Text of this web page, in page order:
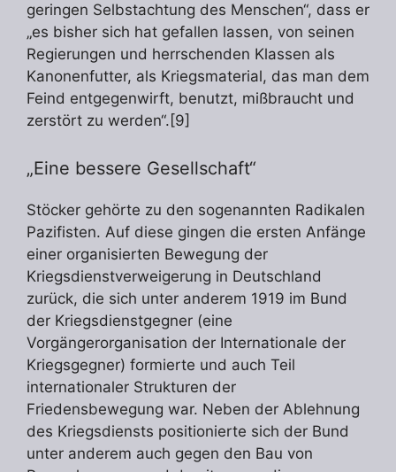
geringen Selbstachtung des Menschen“, dass er
„es bisher sich hat gefallen lassen, von seinen
Regierungen und herrschenden Klassen als
Kanonenfutter, als Kriegsmaterial, das man dem
Feind entgegenwirft, benutzt, mißbraucht und
zerstört zu werden“.[9]
„Eine bessere Gesellschaft“
Stöcker gehörte zu den sogenannten Radikalen
Pazifisten. Auf diese gingen die ersten Anfänge
einer organisierten Bewegung der
Kriegsdienstverweigerung in Deutschland
zurück, die sich unter anderem 1919 im Bund
der Kriegsdienstgegner (eine
Vorgängerorganisation der Internationale der
Kriegsgegner) formierte und auch Teil
internationaler Strukturen der
Friedensbewegung war. Neben der Ablehnung
des Kriegsdiensts positionierte sich der Bund
unter anderem auch gegen den Bau von